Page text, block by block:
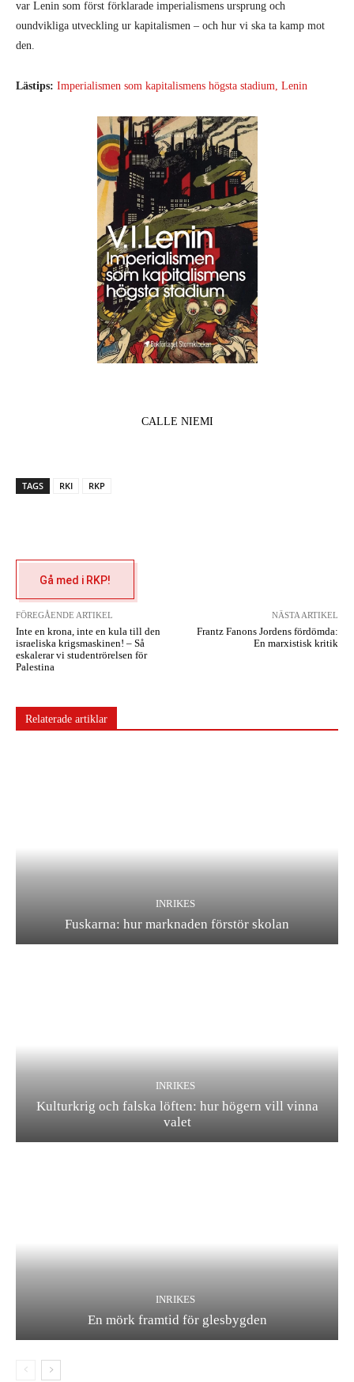
var Lenin som först förklarade imperialismens ursprung och
oundvikliga utveckling ur kapitalismen – och hur vi ska ta kamp mot
den.
Lästips: Imperialismen som kapitalismens högsta stadium, Lenin
CALLE NIEMI
TAGS RKI RKP
Gå med i RKP!
FÖREGÅENDE ARTIKEL
Inte en krona, inte en kula till den
israeliska krigsmaskinen! – Så
eskalerar vi studentrörelsen för
Palestina
NÄSTA ARTIKEL
Frantz Fanons Jordens fördömda:
En marxistisk kritik
Relaterade artiklar
INRIKES
Fuskarna: hur marknaden förstör skolan
INRIKES
Kulturkrig och falska löften: hur högern vill vinna
valet
INRIKES
En mörk framtid för glesbygden